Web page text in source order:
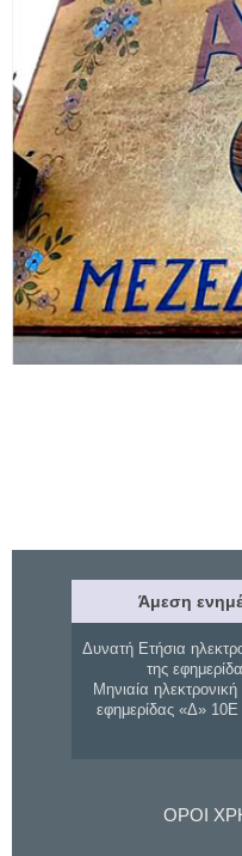
Άμεση
Δυνατή Ετήσια
της
Μηνιαία
εφημερίδας «Δ»
ΟΡΟΙ